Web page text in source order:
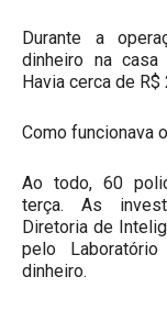
Durante a
dinheiro na
Havia cerca de
Como funcionava
Ao todo, 60
terça. As
Diretoria de
pelo
dinheiro.